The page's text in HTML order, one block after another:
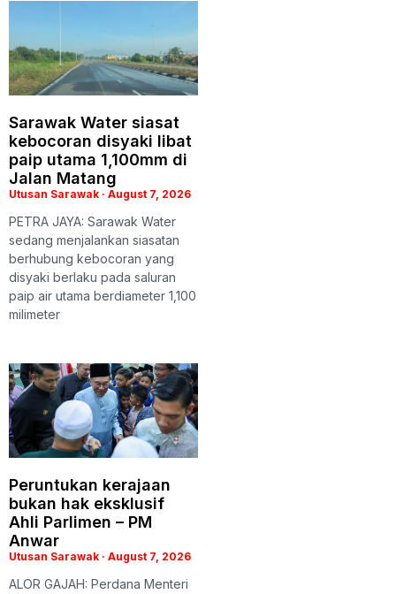
Sarawak Water siasat
kebocoran disyaki libat
paip utama 1,100mm di
Jalan Matang
Utusan Sarawak August 7, 2026
PETRA JAYA: Sarawak Water
sedang menjalankan siasatan
berhubung kebocoran yang
disyaki berlaku pada saluran
paip air utama berdiameter 1,100
milimeter
Peruntukan kerajaan
bukan hak eksklusif
Ahli Parlimen – PM
Anwar
Utusan Sarawak August 7, 2026
ALOR GAJAH: Perdana Menteri